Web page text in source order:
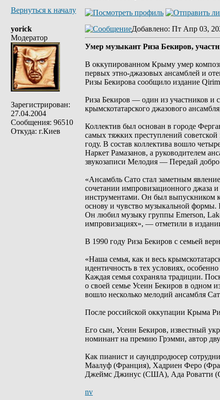
Вернуться к началу
yorick
Модератор
Зарегистрирован:
27.04.2004
Сообщения: 96510
Откуда: г.Киев
Добавлено: Пт Апр 03,
Умер музыкант Риза Бекиров,
В оккупированном Крыму умер
первых этно-джазовых ансамблей и
Ризы Бекирова сообщило издание
Риза Бекиров — один из участников и
крымскотатарского джазового
Коллектив был основан в городе
самых тяжких преступлений
году. В состав коллектива вошло
Наркет Рамазанов, а руководителем
звукозаписи Мелодия — Передай
«Ансамбль Сато стал заметным
сочетании импровизационного джаза
инструментами. Он был выпускником
основу и чувство музыкальной формы.
Он любил музыку группы Emerson,
импровизациях», — отметили в
В 1990 году Риза Бекиров с семьей
«Наша семья, как и весь
идентичность в тех условиях,
Каждая семья сохраняла традиции.
о своей семье Усеин Бекиров в одном
вошло несколько мелодий ансамбля
После российской оккупации Крыма
Его сын, Усеин Бекиров, известный
номинант на премию Грэмми, автор
Как пианист и саундпродюсер
Маалуф (Франция), Хадриен Феро
Джеймс Джинус (США), Ада Роватти
nv